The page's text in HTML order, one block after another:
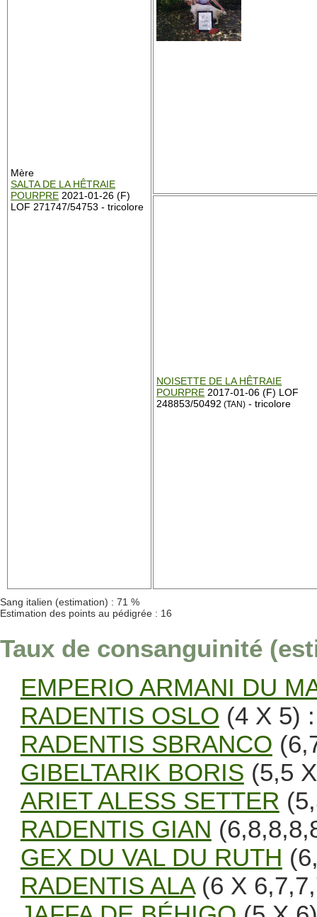
Mère
SALTA DE LA HÊTRAIE
POURPRE 2021-01-26 (F)
LOF 271747/54753 - tricolore
NOISETTE DE LA HÊTRAIE
POURPRE 2017-01-06 (F) LOF
248853/50492 (TAN) - tricolore
Sang italien (estimation) : 71 %
Estimation des points au pédigrée : 16
Taux de consanguinité
EMPERIO ARMANI DU
RADENTIS OSLO (4 X 5)
RADENTIS SBRANCO
GIBELTARIK BORIS (5,5
ARIET ALESS SETTER
RADENTIS GIAN
GEX DU VAL DU RUTH
RADENTIS ALA(6 X